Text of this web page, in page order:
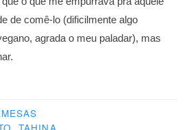
de comê-lo (dificilmente algo
agrada o meu paladar), mas